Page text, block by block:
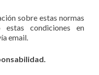
sobre estas normas
condiciones en
email.